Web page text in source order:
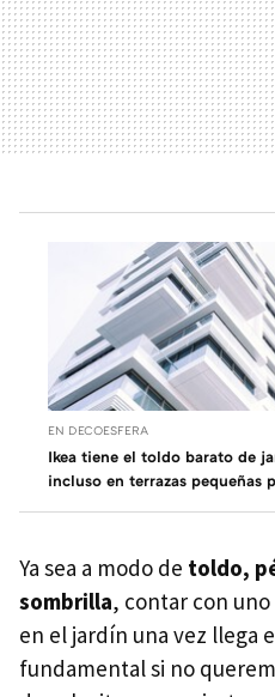
EN DECOESFERA
Ikea tiene el toldo barato de
incluso en terrazas pequeñas
Ya sea a modo de toldo,
sombrilla, contar con
en el jardín una vez llega
fundamental si no